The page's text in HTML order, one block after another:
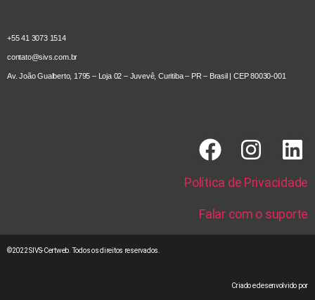
+55 41 3073 1514
contato@sivs.com.br
Av. João Gualberto, 1795 – Loja 02 – Juvevê, Curitiba – PR – Brasil | CEP 80030-001
Política de Privacidade
Falar com o suporte
©2022 SIVS-Certweb. Todos os direitos reservados.
Criado e desenvolvido por